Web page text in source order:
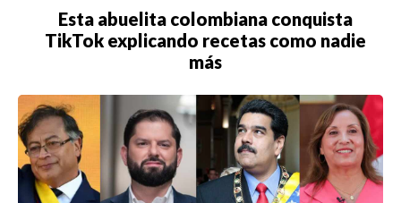
Esta abuelita colombiana conquista
TikTok explicando recetas como nadie
más